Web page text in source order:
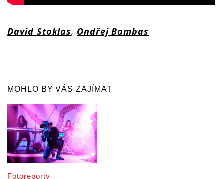
David Stoklas, Ondřej Bambas
MOHLO BY VÁS ZAJÍMAT
Fotoreporty